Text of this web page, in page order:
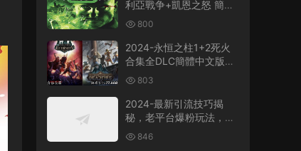
利亞戰争+凱恩之怒 簡體
中文版電腦PC單機RPG遊
戲即時戰略+支持
win7/win8/win10/win11
800
2024-永恒之柱1+2死火
合集全DLC簡體中文版電
腦PC單機RPG遊戲
803
2024-最新引流技巧揭
秘，老平台爆粉玩法，單
人單号日引300+創業
粉，作品可直接被百度收
846